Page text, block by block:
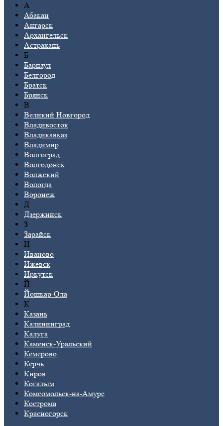
А
Абакан
Ангарск
Архангельск
Астрахань
Б
Барнаул
Белгород
Братск
Брянск
В
Великий Новгород
Владивосток
Владикавказ
Владимир
Волгоград
Волгодонск
Волжский
Вологда
Воронеж
Д
Дзержинск
З
Зарайск
И
Иваново
Ижевск
Иркутск
Й
Йошкар-Ола
К
Казань
Калининград
Калуга
Каменск-Уральский
Кемерово
Керчь
Киров
Когалым
Комсомольск-на-Амуре
Кострома
Красногорск